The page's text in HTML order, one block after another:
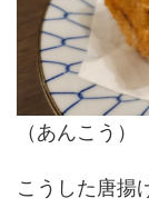
（あんこう）
こうした唐揚